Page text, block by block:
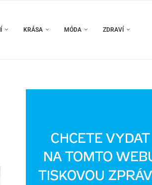
KRÁSA MÓDA ZDRAVÍ